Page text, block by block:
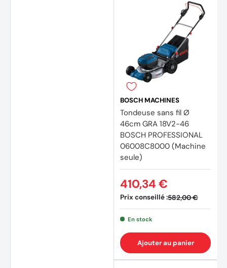
BOSCH MACHINES
Tondeuse sans fil Ø
46cm GRA 18V2-46
BOSCH PROFESSIONAL
06008C8000 (Machine
seule)
Prix conseillé :582,00 €
410,34 €
En stock
Ajouter au panier